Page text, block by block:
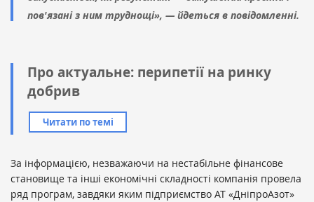
пов'язані з ним труднощі», — йдеться в повідомленні.
Про актуальне: перипетії на ринку
добрив
Читати по темі
За інформацією, незважаючи на нестабільне фінансове
становище та інші економічні складності компанія провела
ряд програм, завдяки яким підприємство АТ «ДніпроАзот»